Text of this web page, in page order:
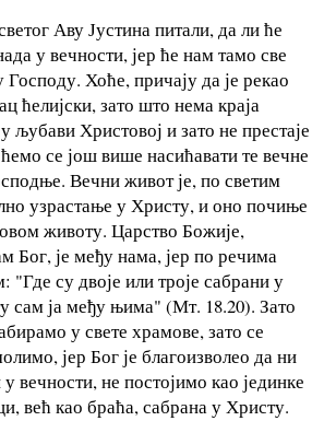
Аву Јустина питали, да ли ће
у вечности, јер ће нам тамо све
Господу. Хоће, причају да је рекао
ћелијски, зато што нема краја
љубави Христовој и зато не престаје
се још више насићавати те вечне
Вечни живот је, по светим
узрастање у Христу, и оно почиње
животу. Царство Божије,
Бог, је међу нама, јер по речима
"Где су двоје или троје сабрани у
сам ја међу њима" (Мт. 18.20). Зато
у свете храмове, зато се
јер Бог је благоизволео да ни
вечности, не постојимо као јединке
већ као браћа, сабрана у Христу.